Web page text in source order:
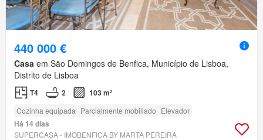
440 000 €
Casa em São Domingos de Benfica, Município de Lisboa,
Distrito de Lisboa
T4 2 103 m²
Cozinha equipada Parcialmente mobiliado Elevador
Há 14 dias
SUPERCASA - IMOBENFICA BY MARTA PEREIRA